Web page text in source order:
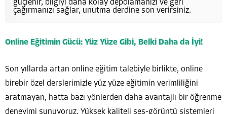
güçlenir, bilgiyi daha kolay depolamanızı ve geri
çağırmanızı sağlar, unutma derdine son verirsiniz.
Online Eğitimin Gücü: Yüz Yüze Gibi, Belki Daha da İyi!
Son yıllarda artan online eğitim talebiyle birlikte, online
birebir özel derslerimizle yüz yüze eğitimin verimliliğini
aratmayan, hatta bazı yönlerden daha avantajlı bir öğrenme
deneyimi sunuyoruz. Yüksek kaliteli ses-görüntü sistemleri